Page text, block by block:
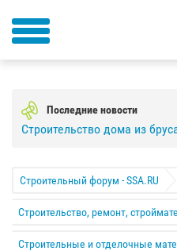
Последние новости
Строительство дома из
Строительный форум - SSA.RU
Строительство, ремонт,
Строительные и отделочные